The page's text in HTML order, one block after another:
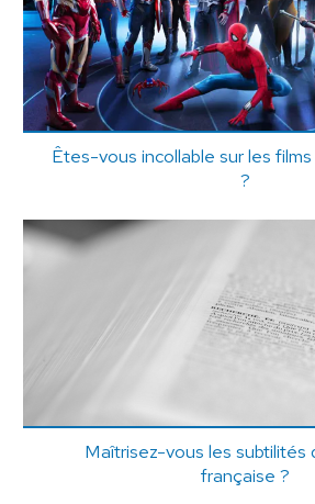
Êtes-vous incollable sur les
?
Maîtrisez-vous les subtilités
française ?